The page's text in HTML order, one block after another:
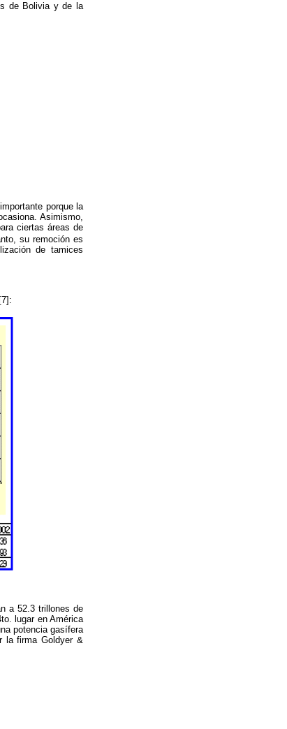
de Bolivia y de la
porque la
Asimismo,
ciertas áreas de
su remoción es
de tamices
a 52.3 trillones de
lugar en América
potencia gasífera
la firma Goldyer &